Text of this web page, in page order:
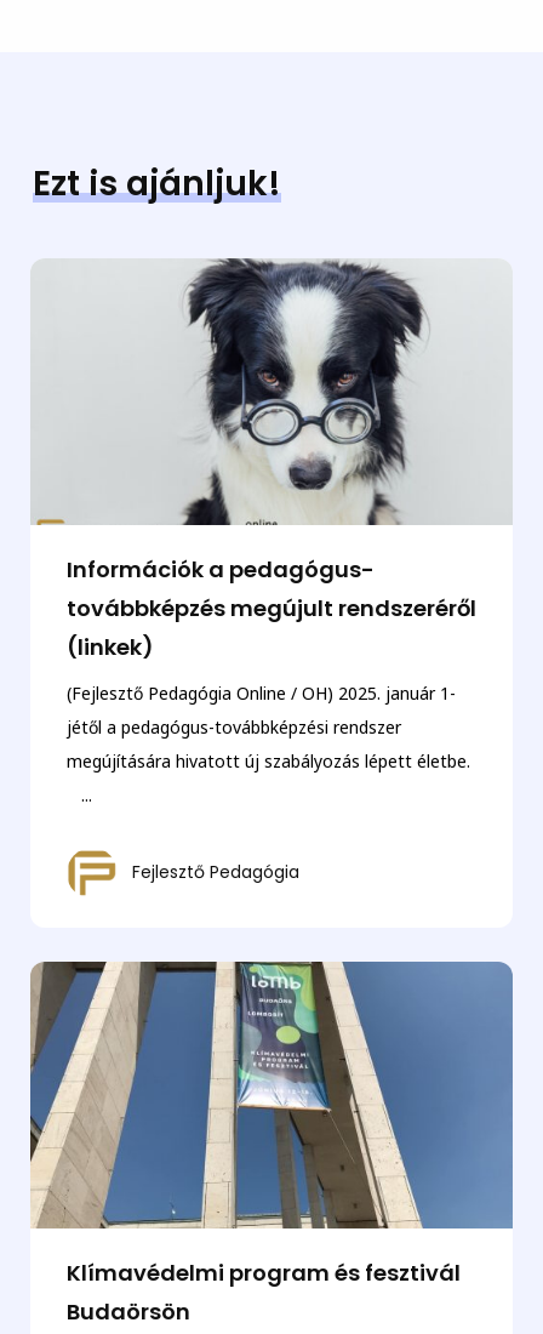
Ezt is ajánljuk!
Információk a pedagógus-
továbbképzés megújult rendszeréről
(linkek)
(Fejlesztő Pedagógia Online / OH) 2025. január 1-
jétől a pedagógus-továbbképzési rendszer
megújítására hivatott új szabályozás lépett életbe.
...
Fejlesztő Pedagógia
Klímavédelmi program és fesztivál
Budaörsön